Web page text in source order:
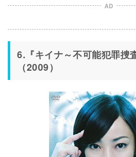
AD
6.『キイナ～不可能犯罪捜
（2009）